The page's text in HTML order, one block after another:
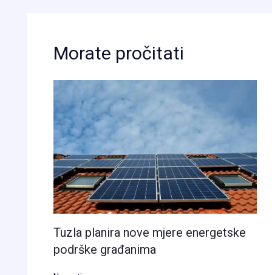
Morate pročitati
Tuzla planira nove mjere energetske
podrške građanima